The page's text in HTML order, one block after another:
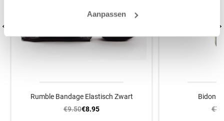
Aanpassen
Rumble Bandage Elastisch Zwart
€9.50€8.95
Bidon